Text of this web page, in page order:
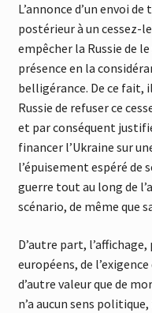
L’annonce d’un envoi
postérieur à un cessez-
empêcher la Russie de
présence en la
belligérance. De ce fait,
Russie de refuser ce
et par conséquent
financer l’Ukraine sur
l’épuisement espéré de
guerre tout au long de
scénario, de même que
D’autre part,
européens, de l’exigence
d’autre valeur que de
n’a aucun sens